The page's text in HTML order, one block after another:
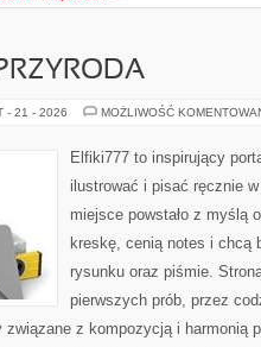
- 21 - 2026 MOŻLIWOŚĆ
Elfiki777 to inspirujący
ilustrować i pisać ręcznie
miejsce powstało z myślą
kreskę, cenią notes i chcą
rysunku oraz piśmie.
pierwszych prób, przez
związane z kompozycją i harmonią